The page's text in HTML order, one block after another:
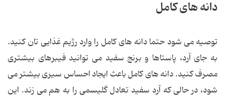
دانه های کامل
توصیه می شود حتما دانه های کامل را وارد رژیم غذایی تان کنید.
به جای آرد، پاستاها و برنج سفید می توانید فیبرهای بیشتری
مصرف کنید. دانه های کامل باعث ایجاد احساس سیری بیشتر می
شود، در حالی که آرد سفید تعادل گلیسمی را به هم می زند. این